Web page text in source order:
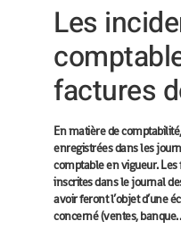
Les
factures
En matière de
enregistrées dans les
comptable en vigueur. Les
inscrites dans le journal
avoir feront l’objet d’une
concerné (ventes,